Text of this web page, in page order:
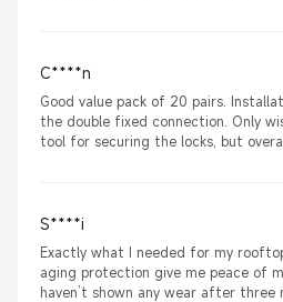
C****n
Good value pack of 20 pairs.
the double fixed connection. Only
tool for securing the locks, but
S****i
Exactly what I needed for my
aging protection give me peace of
haven’t shown any wear after three